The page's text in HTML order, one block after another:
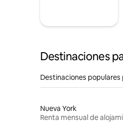
Destinaciones
Destinaciones
Nueva York